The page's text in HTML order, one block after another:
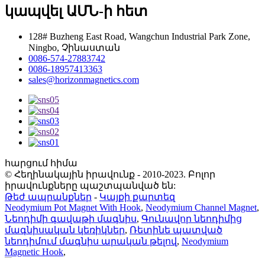
կապվել ԱՄՆ-ի հետ
128# Buzheng East Road, Wangchun Industrial Park Zone,
Ningbo, Չինաստան
0086-574-27883742
0086-18957413363
sales@horizonmagnetics.com
հարցում հիմա
© Հեղինակային իրավունք - 2010-2023. Բոլոր
իրավունքները պաշտպանված են:
Թեժ ապրանքներ - Կայքի քարտեզ
Neodymium Pot Magnet With Hook, Neodymium Channel Magnet,
Նեոդիմի գավաթի մագնիս, Գունավոր նեոդիմից
մագնիսական կեռիկներ, Ռետինե պատված
նեոդիմում մագնիս արական թելով, Neodymium
Magnetic Hook,